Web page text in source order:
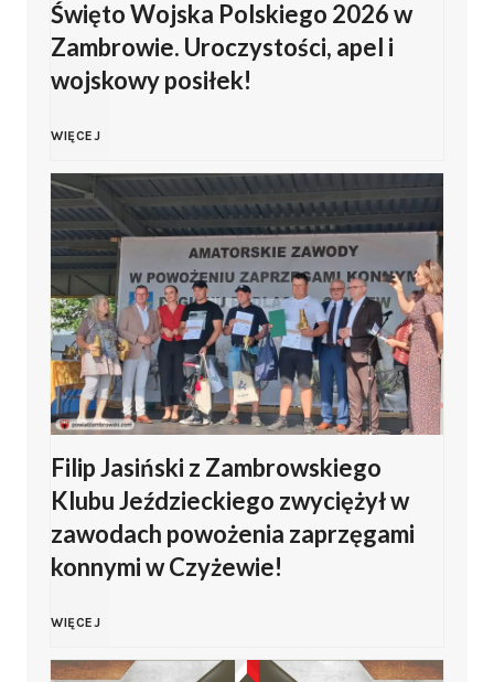
Święto Wojska Polskiego 2026 w
Zambrowie. Uroczystości, apel i
wojskowy posiłek!
WIĘCEJŚ
w
i
ę
t
o
W
j
Filip Jasiński z Zambrowskiego
Klubu Jeździeckiego zwyciężył w
zawodach powożenia zaprzęgami
konnymi w Czyżewie!
WIĘCEJF
i